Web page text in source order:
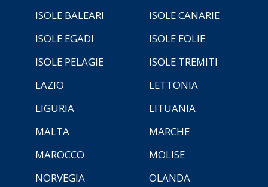
ISOLE BALEARI
ISOLE CANARIE
ISOLE EGADI
ISOLE EOLIE
ISOLE PELAGIE
ISOLE TREMITI
LAZIO
LETTONIA
LIGURIA
LITUANIA
MALTA
MARCHE
MAROCCO
MOLISE
NORVEGIA
OLANDA